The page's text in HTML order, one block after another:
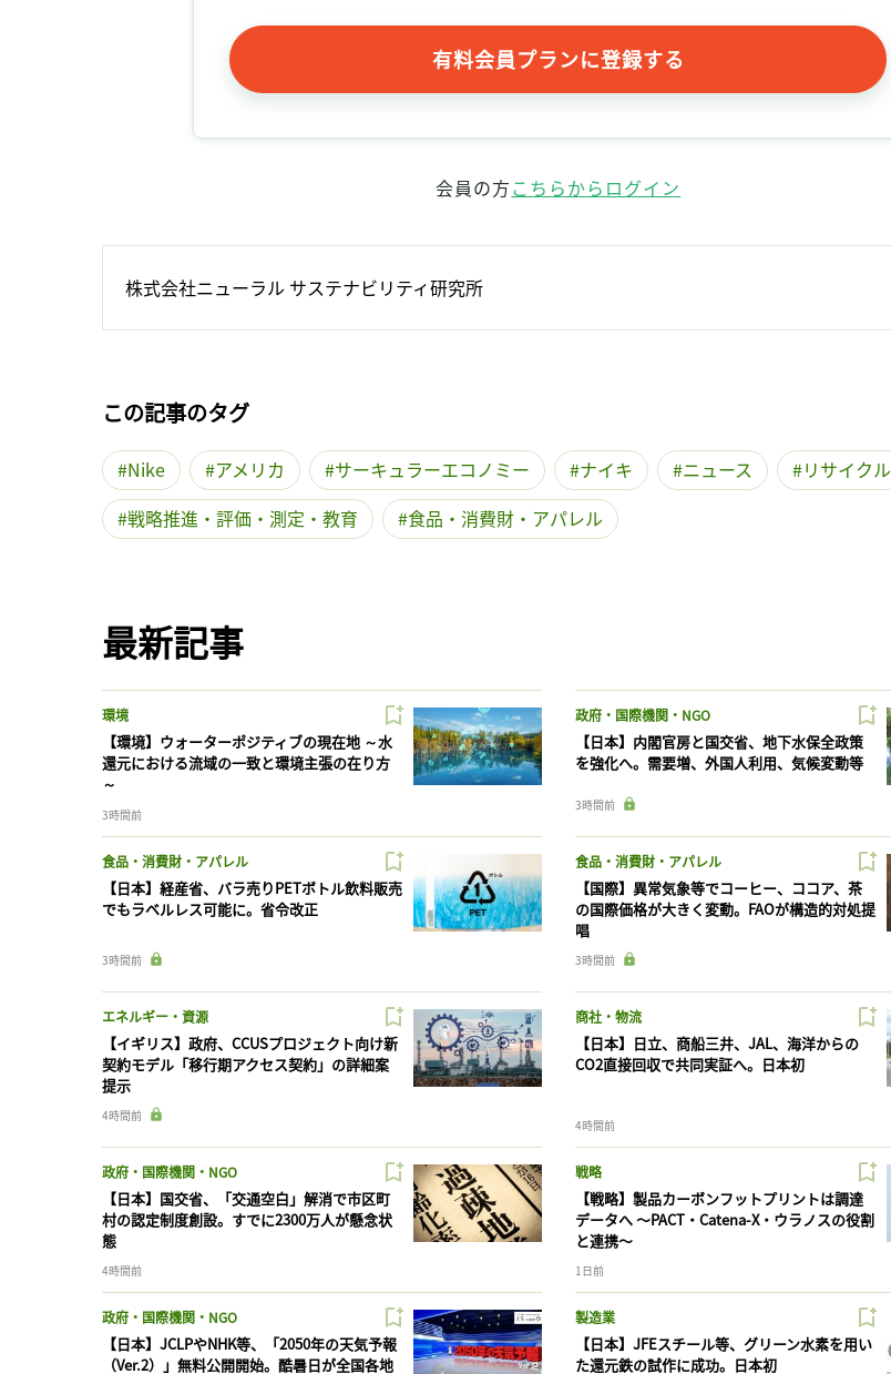
有料会員プランに登録する
会員の方こちらからログイン
株式会社ニューラル サステナビリティ研究所
この記事のタグ
Nike アメリカ サーキュラーエコノミー ナイキ ニュース リサイクル
戦略推進・評価・測定・教育
食品・消費財・アパレル
最新記事
環境
【環境】ウォーターポジティブの現在地 ～水
還元における流域の一致と環境主張の在り方
～
3時間前
政府・国際機関・NGO
【日本】内閣官房と国交省、地下水保全政策
を強化へ。需要増、外国人利用、気候変動等
3時間前
食品・消費財・アパレル
【日本】経産省、バラ売りPETボトル飲料販売
でもラベルレス可能に。省令改正
3時間前
食品・消費財・アパレル
【国際】異常気象等でコーヒー、ココア、茶
の国際価格が大きく変動。FAOが構造的対処提
唱
3時間前
エネルギー・資源
【イギリス】政府、CCUSプロジェクト向け新
契約モデル「移行期アクセス契約」の詳細案
提示
4時間前
商社・物流
【日本】日立、商船三井、JAL、海洋からの
CO2直接回収で共同実証へ。日本初
4時間前
政府・国際機関・NGO
【日本】国交省、「交通空白」解消で市区町
村の認定制度創設。すでに2300万人が懸念状
態
4時間前
戦略
【戦略】製品カーボンフットプリントは調達
データへ 〜PACT・Catena-X・ウラノスの役割
と連携〜
1日前
政府・国際機関・NGO
【日本】JCLPやNHK等、「2050年の天気予報
（Ver.2）」無料公開開始。酷暑日が全国各地
製造業
【日本】JFEスチール等、グリーン水素を用い
た還元鉄の試作に成功。日本初